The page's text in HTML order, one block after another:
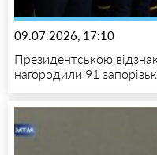
09.07.2026, 17:10
Президентською
нагородили 91